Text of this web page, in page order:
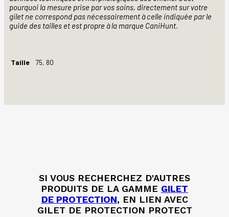
pourquoi la mesure prise par vos soins, directement sur votre
gilet ne correspond pas nécessairement à celle indiquée par le
guide des tailles et est propre à la marque CaniHunt.
Taille 75, 80
SI VOUS RECHERCHEZ D'AUTRES
PRODUITS DE LA GAMME GILET
DE PROTECTION, EN LIEN AVEC
GILET DE PROTECTION PROTECT